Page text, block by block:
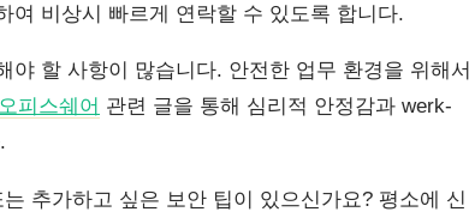
여 비상시 빠르게 연락할 수 있도록 합니다.
할 사항이 많습니다. 안전한 업무 환경을 위해서
오피스쉐어 관련 글을 통해 심리적 안정감과 werk-
추가하고 싶은 보안 팁이 있으신가요? 평소에 신